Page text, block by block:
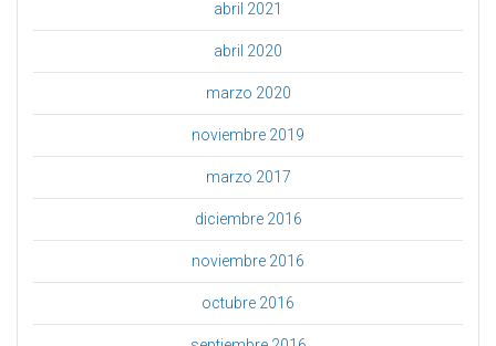
abril 2021
abril 2020
marzo 2020
noviembre 2019
marzo 2017
diciembre 2016
noviembre 2016
octubre 2016